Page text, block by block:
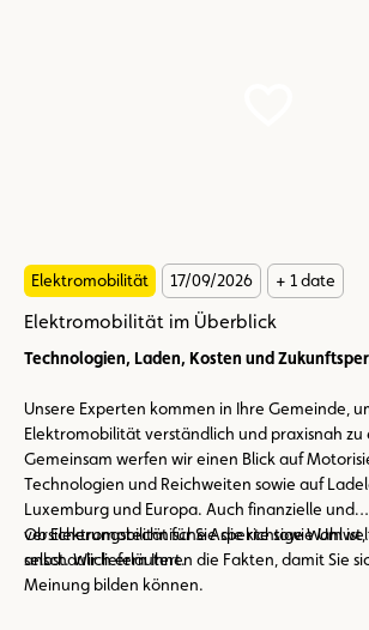
Elektromobilität 17/09/2026 + 1 date
Elektromobilität im Überblick
Technologien, Laden, Kosten und
Unsere Experten kommen in Ihre Gemeinde,
Elektromobilität verständlich und praxisnah zu
Gemeinsam werfen wir einen Blick auf
Technologien und Reichweiten sowie auf
Luxemburg und Europa. Auch finanzielle und
versicherungstechnische Aspekte sowie
anschaulich erläutert.
Ob Elektromobilität für Sie die richtige Wahl
selbst. Wir liefern Ihnen die Fakten, damit Sie
Meinung bilden können.